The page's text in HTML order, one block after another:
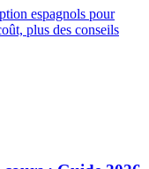
espagnols pour
plus des conseils